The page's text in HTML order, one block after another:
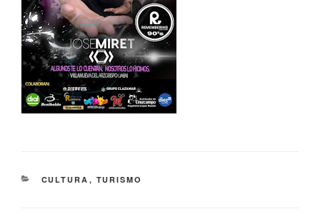
CATEGORÍAS
CULTURA , TURISMO